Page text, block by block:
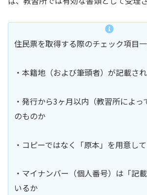
住民票を取得する際のチェック項目
・本籍地（および筆頭者）が記載さ
・発行から3ヶ月以内（教習所によっ
のものか
・コピーではなく「原本」を用意し
・マイナンバー（個人番号）は「記
いるか